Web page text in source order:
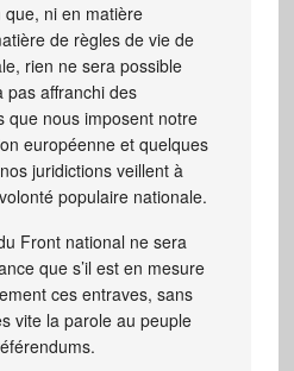
ni en matière
de règles de vie de
rien ne sera possible
pas affranchi des
que nous imposent notre
européenne et quelques
juridictions veillent à
populaire nationale.
Front national ne sera
que s’il est en mesure
ces entraves, sans
vite la parole au peuple